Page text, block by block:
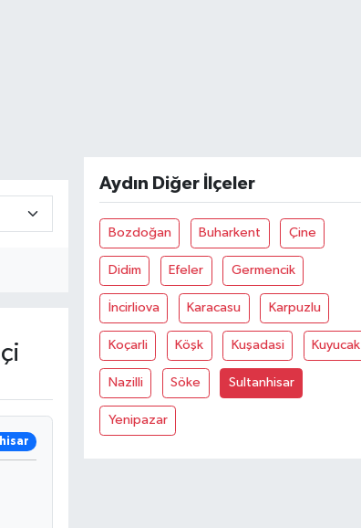
Aydın Diğer İlçeler
Bozdoğan Buharkent Çine
Didim Efeler Germencik
İncirliova Karacasu Karpuzlu
Koçarli Köşk Kuşadasi Kuyucak
Nazilli Söke Sultanhisar
Yenipazar